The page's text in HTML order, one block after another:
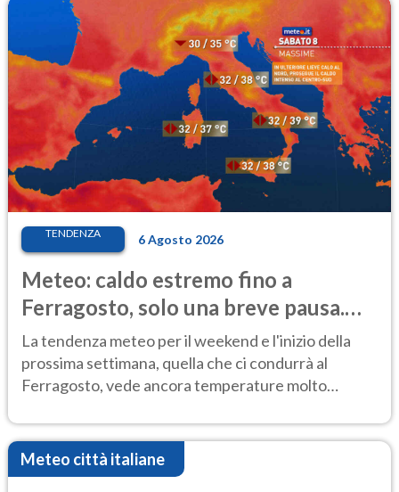
TENDENZA 6 Agosto 2026
Meteo: caldo estremo fino a
Ferragosto, solo una breve pausa.
Ecco dove
La tendenza meteo per il weekend e l'inizio della
prossima settimana, quella che ci condurrà al
Ferragosto, vede ancora temperature molto
Meteo città italiane